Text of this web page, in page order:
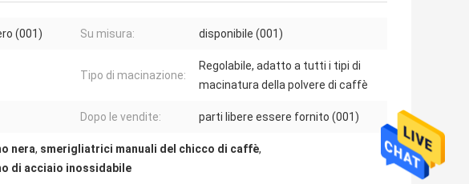
(001) Su misura: disponibile (001)
Tipo di macinazione:
Regolabile, adatto a tutti i tipi di
macinatura della polvere di caffè
Dopo le vendite: parti libere essere fornito (001)
nera, smerigliatrici manuali del chicco di caffè,
di acciaio inossidabile